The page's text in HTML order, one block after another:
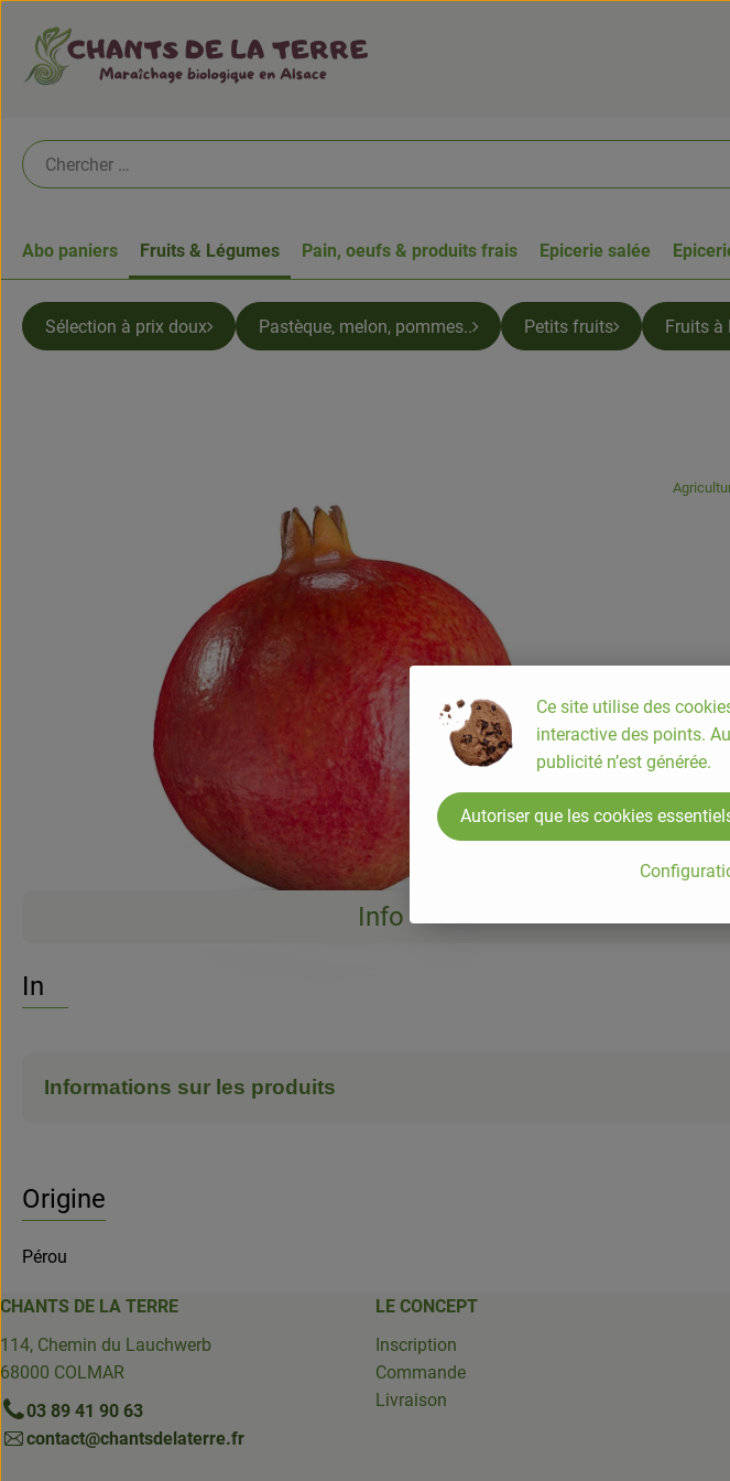
Abo paniers Fruits & Légumes Pain, oeufs & produits frais Epicerie salée
Sélection à prix doux Pastèque, melon, pommes.. Petits fruits Fruits à
Info
Info
Informations sur les produits
Origine
Pérou
CHANTS DE LA TERRE
114, Chemin du Lauchwerb
68000 COLMAR
03 89 41 90 63
contact@chantsdelaterre.fr
LE CONCEPT
Inscription
Commande
Livraison
Ce site utilise des
interactive des points.
publicité n’est générée.
Autoriser que les cookies